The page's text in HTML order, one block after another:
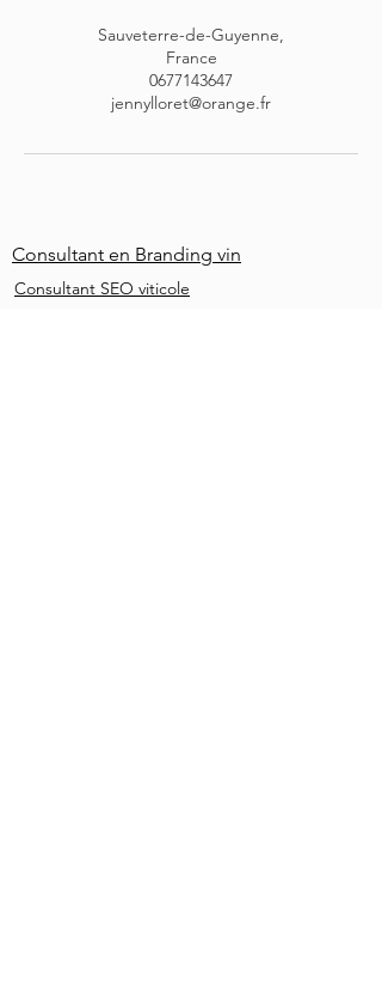
Sauveterre-de-Guyenne,
France
0677143647
jennylloret@orange.fr
Consultant en Branding vin
Consultant SEO viticole